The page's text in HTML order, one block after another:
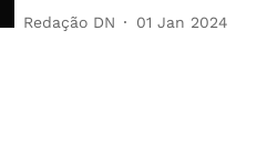
Redação DN 01 Jan 2024